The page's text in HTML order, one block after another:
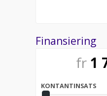
Finansiering
fr 1
KONTANTINSATS